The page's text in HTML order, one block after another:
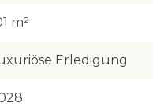
m²
Erledigung